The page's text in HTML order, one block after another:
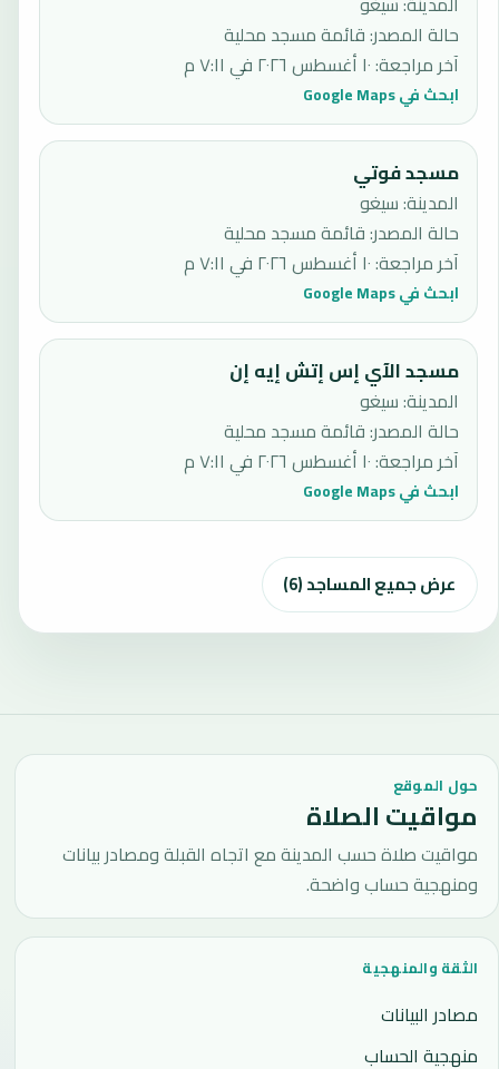
حالة المصدر:قائمة مسجد محلية
آخر مراجعة:١٠ أغسطس ٢٠٢٦ في ٧:١١ م
ابحث في Google Maps
مسجد فوتي
المدينة: سيغو
حالة المصدر:قائمة مسجد محلية
آخر مراجعة:١٠ أغسطس ٢٠٢٦ في ٧:١١ م
ابحث في Google Maps
مسجد الآي إس إتش إيه إن
المدينة: سيغو
حالة المصدر:قائمة مسجد محلية
آخر مراجعة:١٠ أغسطس ٢٠٢٦ في ٧:١١ م
ابحث في Google Maps
عرض جميع المساجد (6)
حول الموقع
مواقيت الصلاة
مواقيت صلاة حسب المدينة مع اتجاه القبلة ومصادر بيانات
ومنهجية حساب واضحة.
الثقة والمنهجية
مصادر البيانات
منهجية الحساب